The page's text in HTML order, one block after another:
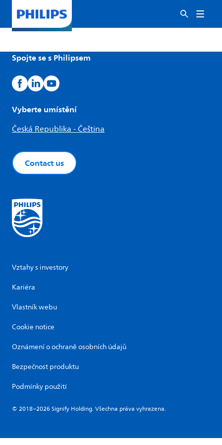
Spojte se s Philipsem
Vyberte umístění
Česká Republika - Čeština
Contact us
Vztahy s investory
Kariéra
Vlastník webu
Cookie notice
Oznámení o ochraně osobních údajů
Bezpečnost produktu
Podmínky použití
© 2018–2026 Signify Holding. Všechna práva vyhrazena.